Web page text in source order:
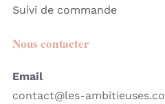
Suivi de commande
Nous contacter
Email
contact@les-